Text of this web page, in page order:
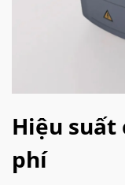
Hiệu
phí